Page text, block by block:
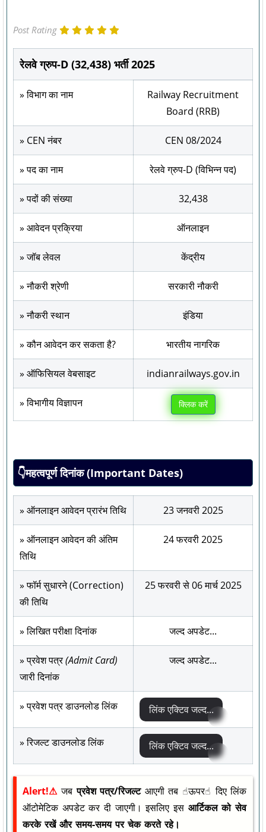
Post Rating
रेलवे ग्रुप-D (32,438) भर्ती 2025
» विभाग का नाम
Railway Recruitment
Board (RRB)
» CEN नंबर CEN 08/2024
» पद का नाम रेलवे ग्रुप-D (विभिन्न पद)
» पदों की संख्या 32,438
» आवेदन प्रक्रिया ऑनलाइन
» जॉब लेवल केंद्रीय
» नौकरी श्रेणी सरकारी नौकरी
» नौकरी स्थान इंडिया
» कौन आवेदन कर सकता है? भारतीय नागरिक
» ऑफिसियल वेबसाइट indianrailways.gov.in
» विभागीय विज्ञापन क्लिक करें
👇महत्वपूर्ण दिनांक (Important Dates)
» ऑनलाइन आवेदन प्रारंभ तिथि 23 जनवरी 2025
» ऑनलाइन आवेदन की अंतिम
तिथि
24 फरवरी 2025
» फॉर्म सुधारने (Correction)
की तिथि
25 फरवरी से 06 मार्च 2025
» लिखित परीक्षा दिनांक जल्द अपडेट...
» प्रवेश पत्र(Admit Card)
जारी दिनांक
जल्द अपडेट...
» प्रवेश पत्र डाउनलोड लिंक लिंक एक्टिव जल्द...
» रिजल्ट डाउनलोड लिंक लिंक एक्टिव जल्द...
Alert!⚠जबप्रवेश पत्र/रिजल्ट आएगी तब ☝︎ऊपर☝︎ दिए लिंक
ऑटोमेटिक अपडेट कर दी जाएगी। इसलिए इस आर्टिकल को सेव
करके रखें और समय-समय पर चेक करते रहे।